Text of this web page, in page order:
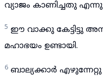
വ്യാജം കാണിച്ചതു
5 ഈ വാക്കു കേട്ടിട്ടു
മഹാഭയം ഉണ്ടായി.
6 ബാല്യക്കാർ